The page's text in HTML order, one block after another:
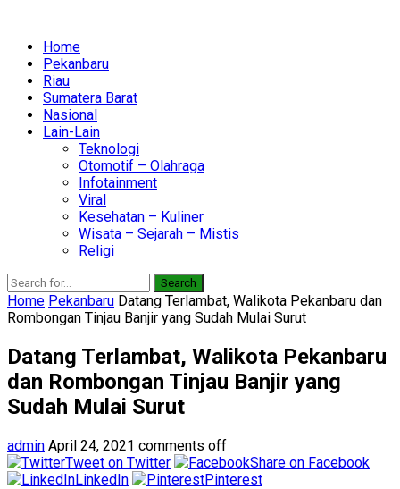
Home
Pekanbaru
Riau
Sumatera Barat
Nasional
Lain-Lain
Teknologi
Otomotif – Olahraga
Infotainment
Viral
Kesehatan – Kuliner
Wisata – Sejarah – Mistis
Religi
Search
Home Pekanbaru Datang Terlambat, Walikota Pekanbaru dan
Rombongan Tinjau Banjir yang Sudah Mulai Surut
Datang Terlambat, Walikota Pekanbaru
dan Rombongan Tinjau Banjir yang
Sudah Mulai Surut
admin April 24, 2021 comments off
Tweet on Twitter
Share on Facebook
LinkedIn
Pinterest